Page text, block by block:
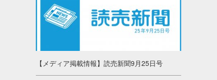
【メディア掲載情報】読売新聞9月25日号